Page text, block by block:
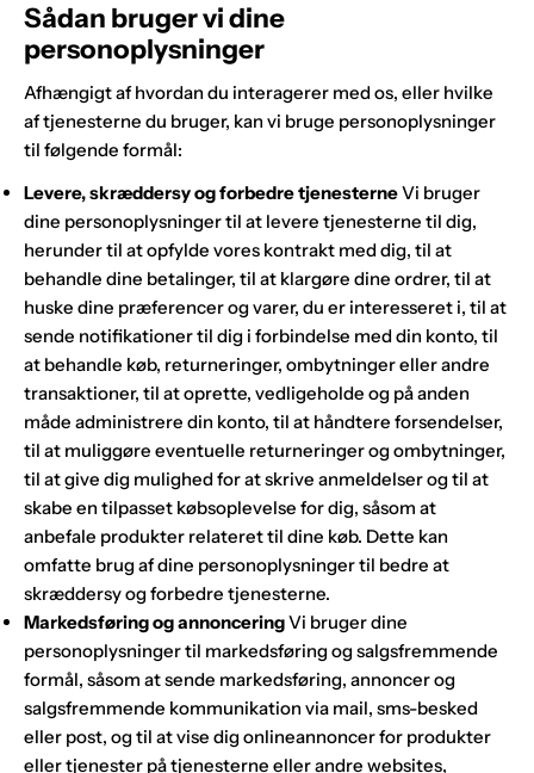
Sådan bruger vi dine
personoplysninger
Afhængigt af hvordan du interagerer med os, eller hvilke
af tjenesterne du bruger, kan vi bruge personoplysninger
til følgende formål:
Levere, skræddersy og forbedre tjenesterneVi bruger
dine personoplysninger til at levere tjenesterne til dig,
herunder til at opfylde vores kontrakt med dig, til at
behandle dine betalinger, til at klargøre dine ordrer, til at
huske dine præferencer og varer, du er interesseret i, til at
sende notifikationer til dig i forbindelse med din konto, til
at behandle køb, returneringer, ombytninger eller andre
transaktioner, til at oprette, vedligeholde og på anden
måde administrere din konto, til at håndtere forsendelser,
til at muliggøre eventuelle returneringer og ombytninger,
til at give dig mulighed for at skrive anmeldelser og til at
skabe en tilpasset købsoplevelse for dig, såsom at
anbefale produkter relateret til dine køb. Dette kan
omfatte brug af dine personoplysninger til bedre at
skræddersy og forbedre tjenesterne.
Markedsføring og annonceringVi bruger dine
personoplysninger til markedsføring og salgsfremmende
formål, såsom at sende markedsføring, annoncer og
salgsfremmende kommunikation via mail, sms-besked
eller post, og til at vise dig onlineannoncer for produkter
eller tjenester på tjenesterne eller andre websites,